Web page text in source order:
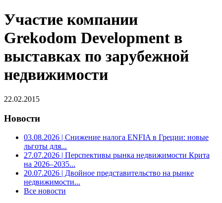
Участие компании
Grekodom Development в
выставках по зарубежной
недвижимости
22.02.2015
Новости
03.08.2026 | Снижение налога ENFIA в Греции: новые
льготы для...
27.07.2026 | Перспективы рынка недвижимости Крита
на 2026–2035...
20.07.2026 | Двойное представительство на рынке
недвижимости...
Все новости